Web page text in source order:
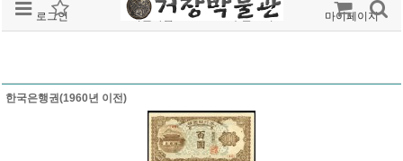
로그인 회원가입 주문조회 마이페이지
한국은행권(1960년 이전)